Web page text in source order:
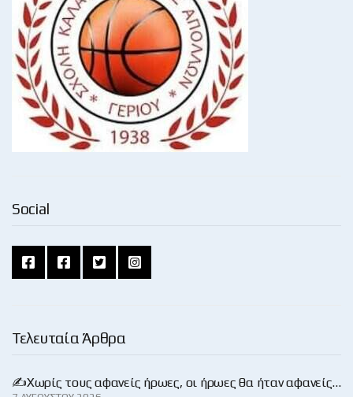
Social
Τελευταία Άρθρα
✍️Χωρίς τους αφανείς ήρωες, οι ήρωες θα ήταν αφανείς…